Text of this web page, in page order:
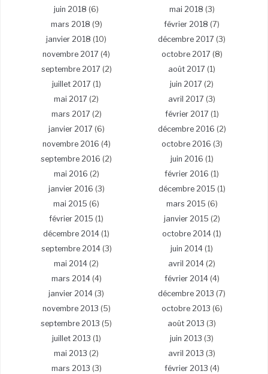
juin 2018 (6) mai 2018 (3)
mars 2018 (9) février 2018 (7)
janvier 2018 (10) décembre 2017 (3)
novembre 2017 (4) octobre 2017 (8)
septembre 2017 (2) août 2017 (1)
juillet 2017 (1) juin 2017 (2)
mai 2017 (2) avril 2017 (3)
mars 2017 (2) février 2017 (1)
janvier 2017 (6) décembre 2016 (2)
novembre 2016 (4) octobre 2016 (3)
septembre 2016 (2) juin 2016 (1)
mai 2016 (2) février 2016 (1)
janvier 2016 (3) décembre 2015 (1)
mai 2015 (6) mars 2015 (6)
février 2015 (1) janvier 2015 (2)
décembre 2014 (1) octobre 2014 (1)
septembre 2014(3) juin 2014 (1)
mai 2014 (2) avril 2014 (2)
mars 2014(4) février 2014(4)
janvier 2014 (3) décembre 2013 (7)
novembre 2013 (5) octobre 2013 (6)
septembre 2013 (5) août 2013 (3)
juillet 2013 (1) juin 2013 (3)
mai 2013 (2) avril 2013 (3)
mars 2013 (3) février 2013 (4)